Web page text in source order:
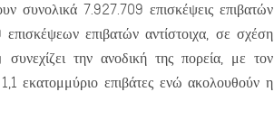
συνολικά 7.927.709 επισκέψεις επιβατών
επιβατών αντίστοιχα, σε σχέση
την ανοδική της πορεία, με τον
εκατομμύριο επιβάτες ενώ ακολουθούν η